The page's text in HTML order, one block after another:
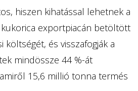
hiszen kihatással lehetnek a
exportpiacán betöltött
és visszafogják a
mindössze 44 %-át
15,6 millió tonna termés